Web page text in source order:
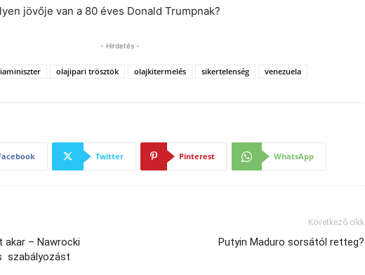
jövője van a 80 éves Donald Trumpnak?
- Hirdetés -
olajipari trösztök olajkitermelés sikertelenség venezuela
Twitter Pinterest WhatsApp
akar – Nawrocki
szabályozást
Következő cikk
Putyin Maduro sorsától retteg?